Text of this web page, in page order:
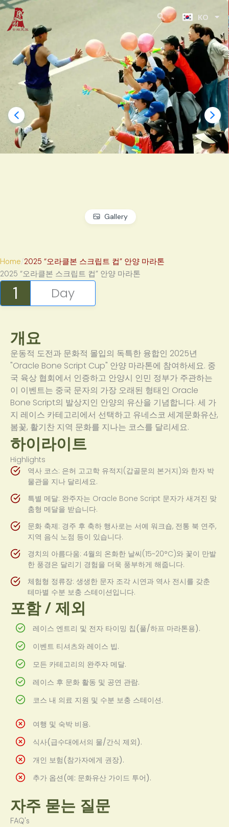
콘
츠
KO
JA
Gallery
Home 2025 “오라클본 스크립트 컵” 안양 마라톤
2025 “오라클본 스크립트 컵” 안양 마라톤
1 Day
개요
운동적 도전과 문화적 몰입의 독특한 융합인 2025년
"Oracle Bone Script Cup" 안양 마라톤에 참여하세요. 중
국 육상 협회에서 인증하고 안양시 인민 정부가 주관하는
이 이벤트는 중국 문자의 가장 오래된 형태인 Oracle
Bone Script의 발상지인 안양의 유산을 기념합니다. 세 가
지 레이스 카테고리에서 선택하고 유네스코 세계문화유산,
봄꽃, 활기찬 지역 문화를 지나는 코스를 달리세요.
하이라이트
Highlights
역사 코스: 은허 고고학 유적지(갑골문의 본거지)와 한자 박
물관을 지나 달리세요.
특별 메달: 완주자는 Oracle Bone Script 문자가 새겨진 맞
춤형 메달을 받습니다.
문화 축제: 경주 후 축하 행사로는 서예 워크숍, 전통 북 연주,
지역 음식 노점 등이 있습니다.
경치의 아름다움: 4월의 온화한 날씨(15~20°C)와 꽃이 만발
한 풍경은 달리기 경험을 더욱 풍부하게 해줍니다.
체험형 정류장: 생생한 문자 조각 시연과 역사 전시를 갖춘
테마별 수분 보충 스테이션입니다.
포함 / 제외
레이스 엔트리 및 전자 타이밍 칩(풀/하프 마라톤용).
이벤트 티셔츠와 레이스 빕.
모든 카테고리의 완주자 메달.
레이스 후 문화 활동 및 공연 관람.
코스 내 의료 지원 및 수분 보충 스테이션.
여행 및 숙박 비용.
식사(급수대에서의 물/간식 제외).
개인 보험(참가자에게 권장).
추가 옵션(예: 문화유산 가이드 투어).
자주 묻는 질문
FAQ's